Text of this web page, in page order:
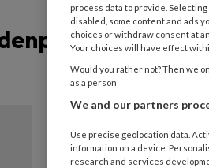
11 OKTOBER 2017
Zakelijk leed
process data to provide.
disabled, some content and ads
choices or withdraw consent at
Your choices will have effect
Would you rather not? Then we
as a person
We and our partners
Use precise geolocation data.
information on a device.
research and services